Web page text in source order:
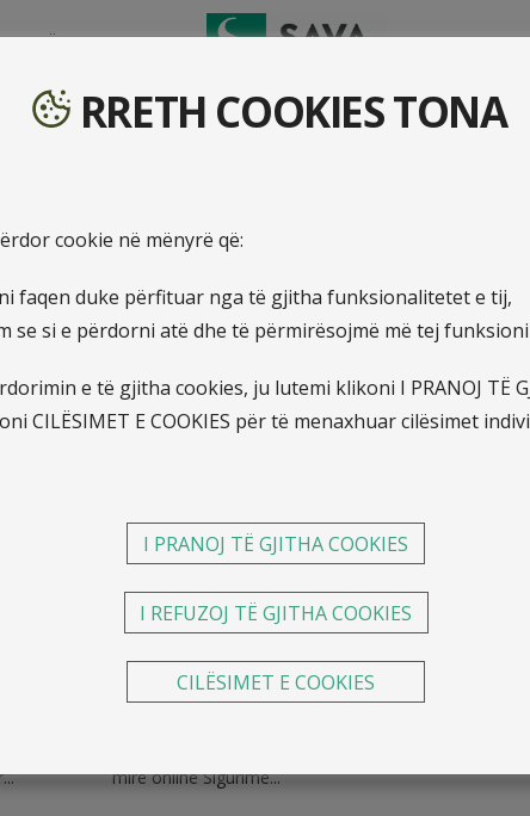
DËMIN
personale
për sigurim nga aksidentet
të familjes
Sigurime nga aksidentet
personale për fëmijë dhe
studentë
mirë online Sigurime...
RRETH COOKIES TONA
cookie në mënyrë që:
faqen duke përfituar nga të gjitha funksionalitetet e tij,
se si e përdorni atë dhe të përmirësojmë më tej
e të gjitha cookies, ju lutemi klikoni I PRANOJ TË
CILËSIMET E COOKIES për të menaxhuar cilësimet
I PRANOJ TË GJITHA COOKIES
I REFUZOJ TË GJITHA COOKIES
CILËSIMET E COOKIES